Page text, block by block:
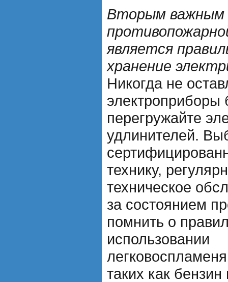
Вторым
является
хранение
Никогда не
электроприборы
перегружайте
удлинителей.
технику,
техническое
за состоянием
помнить о
использовании
таких как